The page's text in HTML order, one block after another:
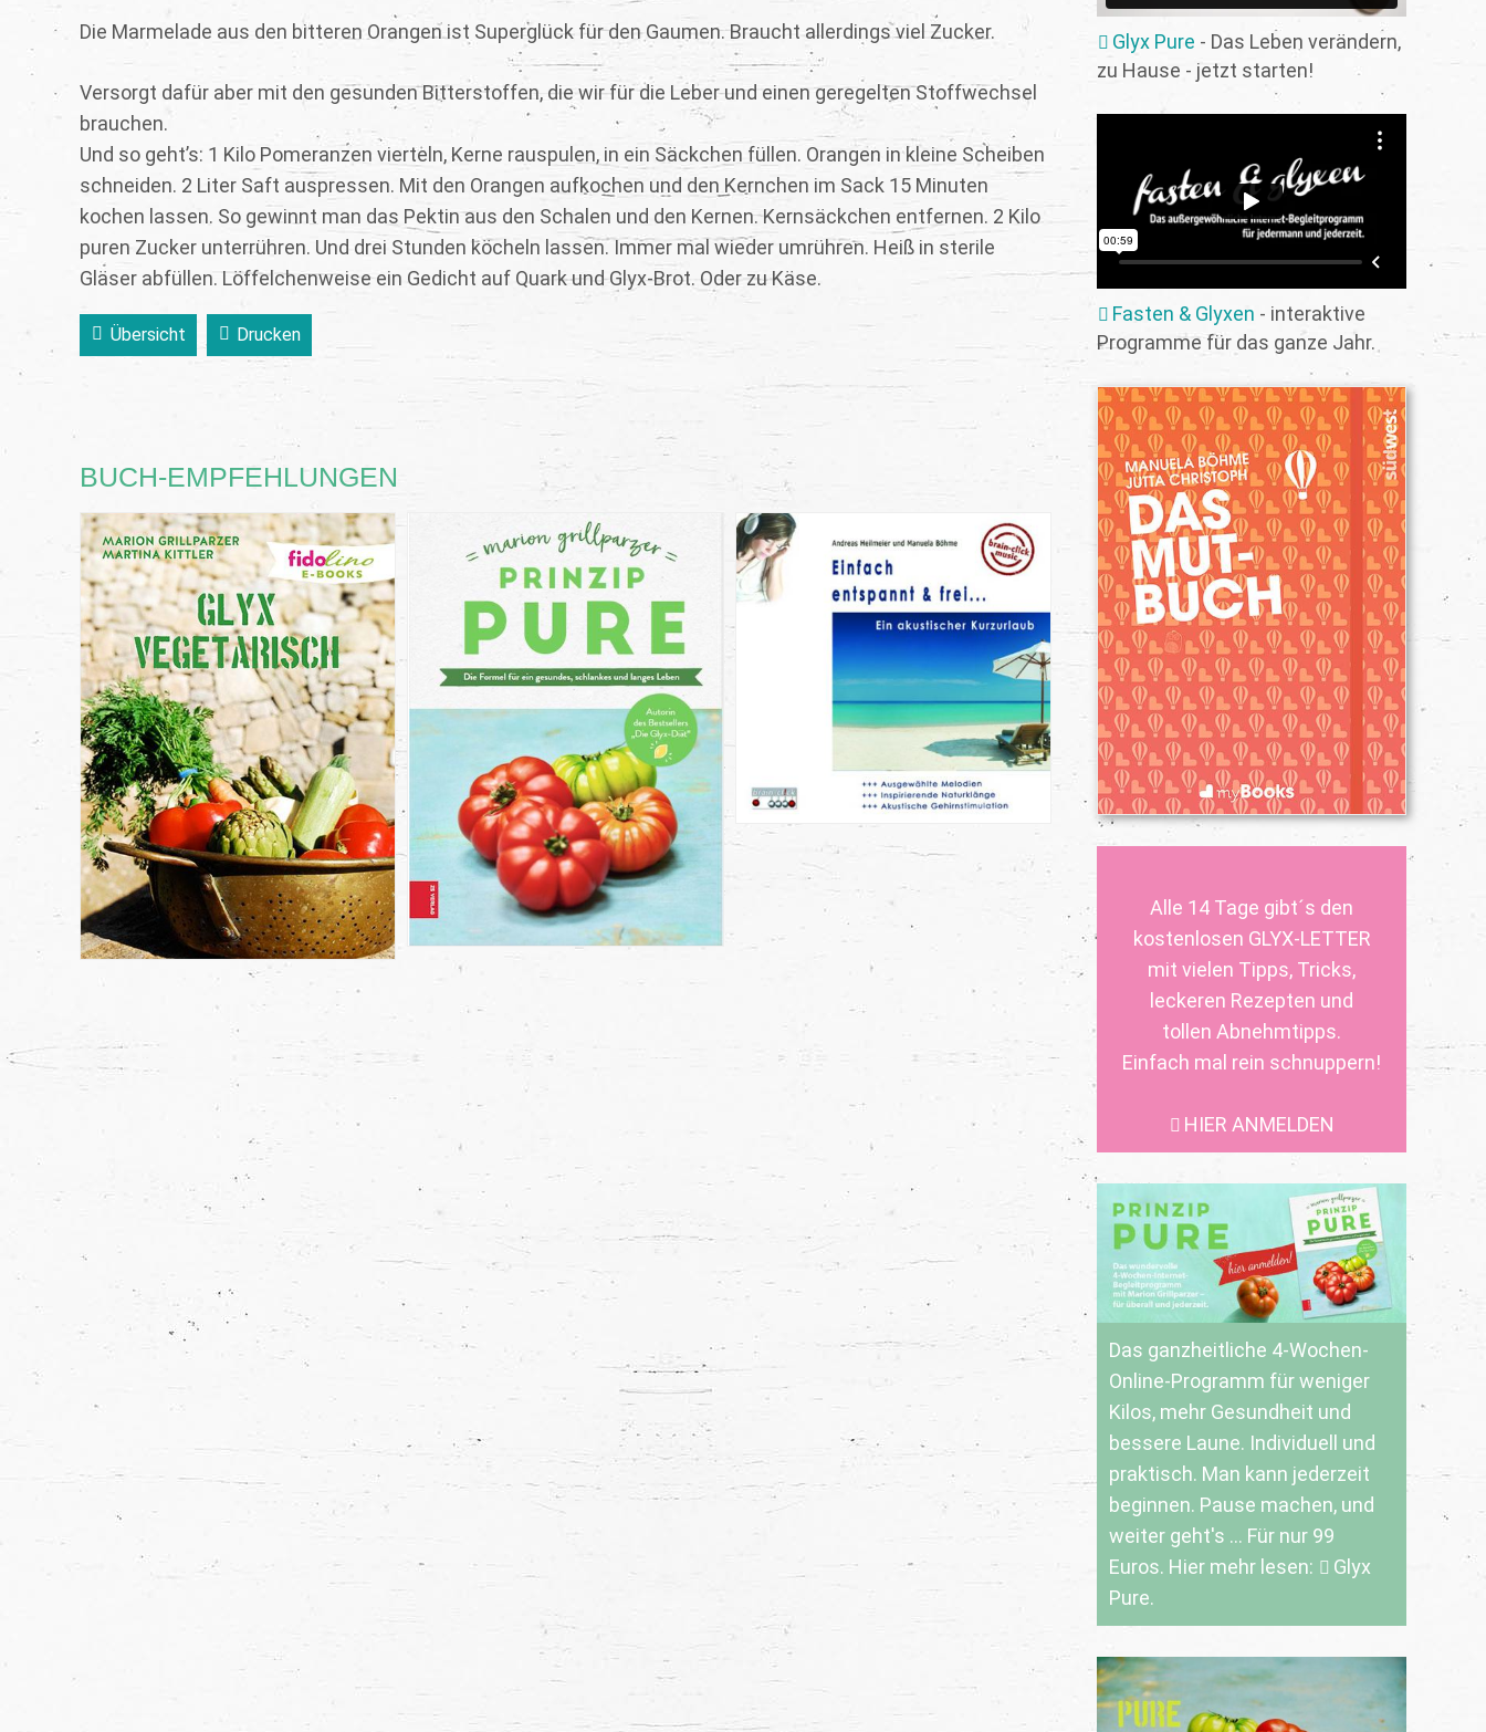
Glyx Pure - Das Leben verändern,
zu Hause - jetzt starten!
Fasten & Glyxen - interaktive
Programme für das ganze Jahr.
Alle 14 Tage gibt´s den
kostenlosen GLYX-LETTER
mit vielen Tipps, Tricks,
leckeren Rezepten und
tollen Abnehmtipps.
Einfach mal rein schnuppern!
HIER ANMELDEN
Das ganzheitliche 4-Wochen-
Online-Programm für weniger
Kilos, mehr Gesundheit und
bessere Laune. Individuell und
praktisch. Man kann jederzeit
beginnen. Pause machen, und
weiter geht's ... Für nur 99
Euros. Hier mehr lesen:
Glyx
Pure.
Die Marmelade aus den bitteren Orangen ist Superglück für den Gaumen. Braucht allerdings viel Zucker.
Versorgt dafür aber mit den gesunden Bitterstoffen, die wir für die Leber und einen geregelten Stoffwechsel
brauchen.
Und so geht’s: 1 Kilo Pomeranzen vierteln, Kerne rauspulen, in ein Säckchen füllen. Orangen in kleine Scheiben
schneiden. 2 Liter Saft auspressen. Mit den Orangen aufkochen und den Kernchen im Sack 15 Minuten
kochen lassen. So gewinnt man das Pektin aus den Schalen und den Kernen. Kernsäckchen entfernen. 2 Kilo
puren Zucker unterrühren. Und drei Stunden köcheln lassen. Immer mal wieder umrühren. Heiß in sterile
Gläser abfüllen. Löffelchenweise ein Gedicht auf Quark und Glyx-Brot. Oder zu Käse.
Übersicht Drucken
BUCH-EMPFEHLUNGEN